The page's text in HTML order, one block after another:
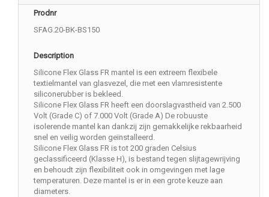
Prodnr
SFAG.20-BK-BS150
Description
Silicone Flex Glass FR mantel is een extreem flexibele
textielmantel van glasvezel, die met een vlamresistente
siliconerubber is bekleed.
Silicone Flex Glass FR heeft een doorslagvastheid van 2.500
Volt (Grade C) of 7.000 Volt (Grade A) De robuuste
isolerende mantel kan dankzij zijn gemakkelijke rekbaarheid
snel en veilig worden geïnstalleerd.
Silicone Flex Glass FR is tot 200 graden Celsius
geclassificeerd (Klasse H), is bestand tegen slijtagewrijving
en behoudt zijn flexibiliteit ook in omgevingen met lage
temperaturen. Deze mantel is er in een grote keuze aan
diameters.